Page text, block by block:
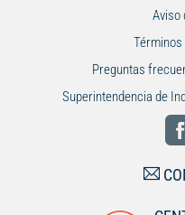
Aviso
Términos
Preguntas
Superintendencia de